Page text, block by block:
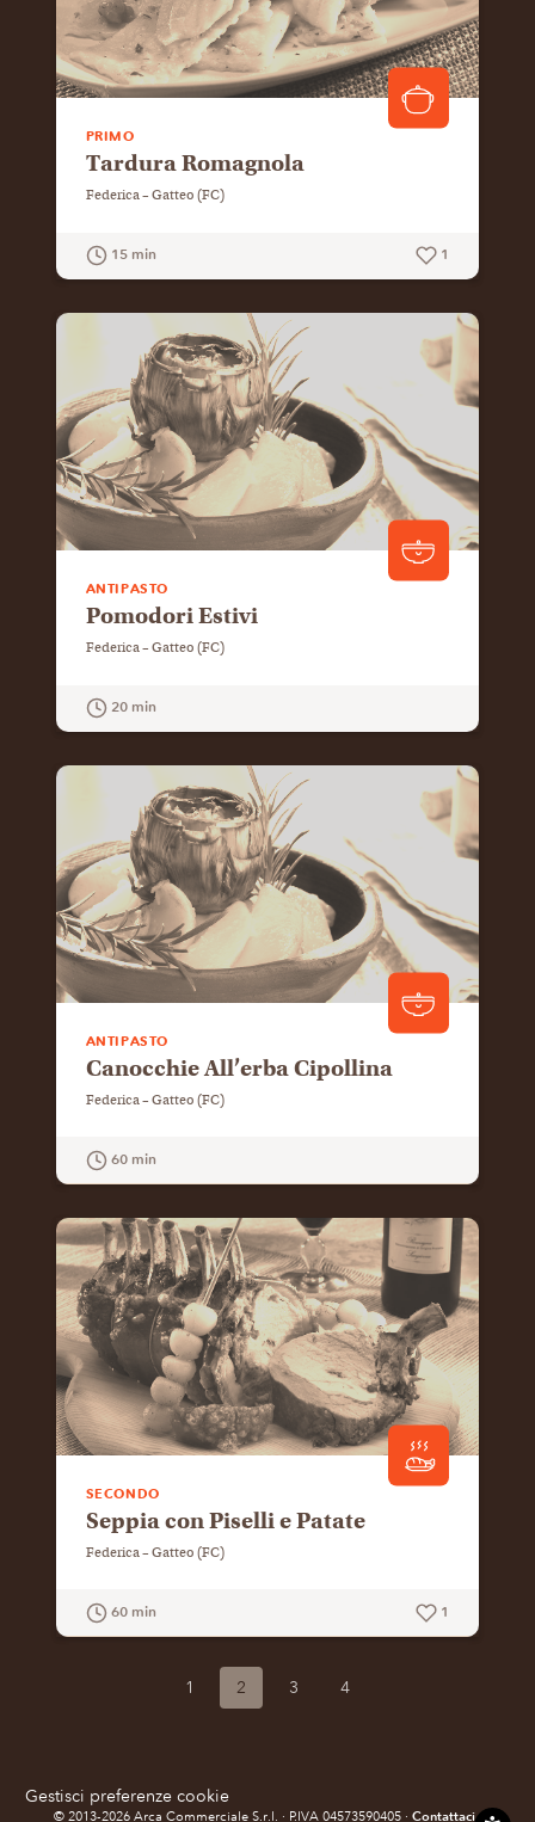
PRIMO
Tardura Romagnola
Federica – Gatteo (FC)
15 min 1
ANTIPASTO
Pomodori Estivi
Federica – Gatteo (FC)
20 min
ANTIPASTO
Canocchie All’erba Cipollina
Federica – Gatteo (FC)
60 min
SECONDO
Seppia con Piselli e Patate
Federica – Gatteo (FC)
60 min 1
1 2 3 4
Gestisci preferenze cookie
© 2013-2026 Arca Commerciale S.r.l. · P.IVA 04573590405 · Contattaci·